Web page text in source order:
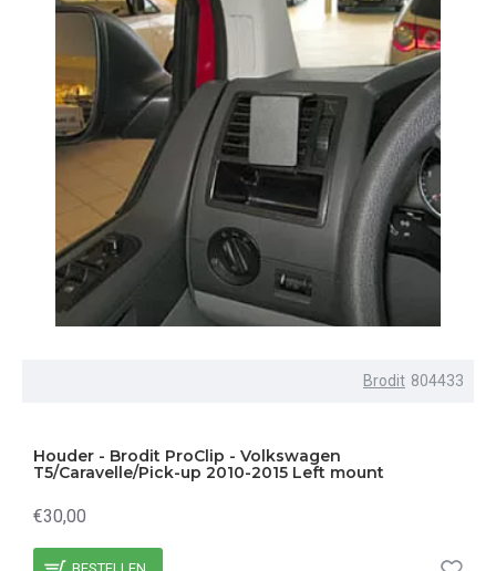
Brodit 804433
Houder - Brodit ProClip - Volkswagen
T5/Caravelle/Pick-up 2010-2015 Left mount
€30,00